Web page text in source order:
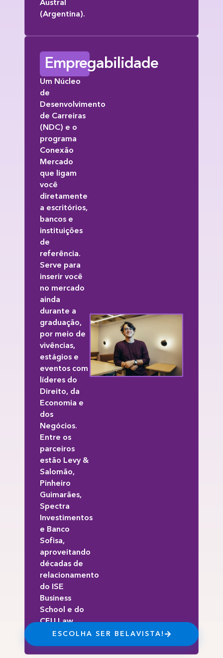
Austral
(Argentina).
Empregabilidade
Um Núcleo
de
Desenvolvimento
de Carreiras
(NDC) e o
programa
Conexão
Mercado
que ligam
você
diretamente
a escritórios,
bancos e
instituições
de
referência.
Serve para
inserir você
no mercado
ainda
durante a
graduação,
por meio de
vivências,
estágios e
eventos com
líderes do
Direito, da
Economia e
dos
Negócios.
Entre os
parceiros
estão Levy &
Salomão,
Pinheiro
Guimarães,
Spectra
Investimentos
e Banco
Sofisa,
aproveitando
décadas de
relacionamento
do ISE
Business
School e do
CEU Law
School.
ESCOLHA SER BELAVISTA!